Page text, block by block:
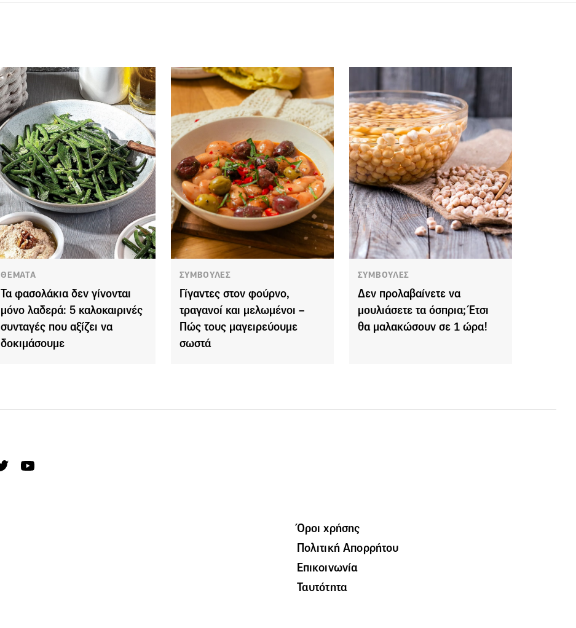
ΘΕΜΑΤΑ
Τα φασολάκια δεν γίνονται
μόνο λαδερά: 5 καλοκαιρινές
συνταγές που αξίζει να
δοκιμάσουμε
ΣΥΜΒΟΥΛΕΣ
Γίγαντες στον φούρνο,
τραγανοί και μελωμένοι –
Πώς τους μαγειρεύουμε
σωστά
ΣΥΜΒΟΥΛΕΣ
Δεν προλαβαίνετε να
μουλιάσετε τα όσπρια; Έτσι
θα μαλακώσουν σε 1 ώρα!
Όροι χρήσης
Πολιτική Απορρήτου
Επικοινωνία
Ταυτότητα